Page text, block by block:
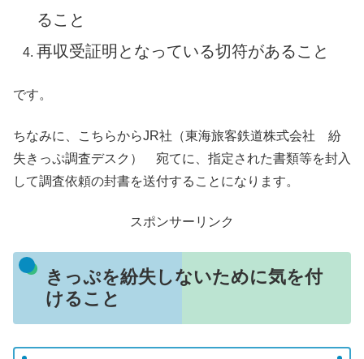
ること
再収受証明となっている切符があること
です。
ちなみに、こちらからJR社（東海旅客鉄道株式会社 紛
失きっぷ調査デスク） 宛てに、指定された書類等を封入
して調査依頼の封書を送付することになります。
スポンサーリンク
きっぷを紛失しないために気を付
けること